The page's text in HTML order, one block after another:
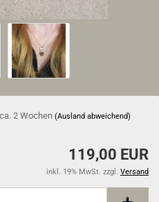
ca. 2 Wochen(Ausland abweichend)
119,00 EUR
inkl. 19% MwSt. zzgl. Versand